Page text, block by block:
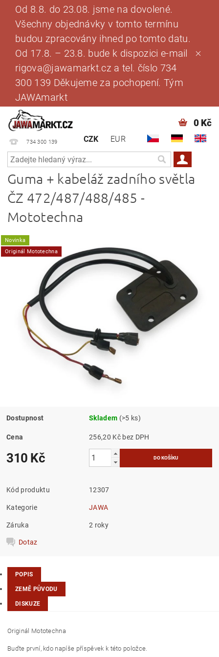
Od 8.8. do 23.08. jsme na dovolené.
Všechny objednávky v tomto termínu
budou zpracovány ihned po tomto datu.
Od 17.8. – 23.8. bude k dispozici e-mail
rigova@jawamarkt.cz a tel. číslo 734
300 139 Děkujeme za pochopení. Tým
JAWAmarkt
734 300 139 CZK EUR
0 Kč
Guma + kabeláž zadního světla
ČZ 472/487/488/485 -
Mototechna
Novinka
Originál Mototechna
Dostupnost Skladem (>5 ks)
Cena 256,20 Kč bez DPH
310 Kč
Kód produktu 12307
Kategorie JAWA
Záruka 2 roky
Dotaz
POPIS
ZEMĚ PŮVODU
DISKUZE
Originál Mototechna
Buďte první, kdo napíše příspěvek k této položce.